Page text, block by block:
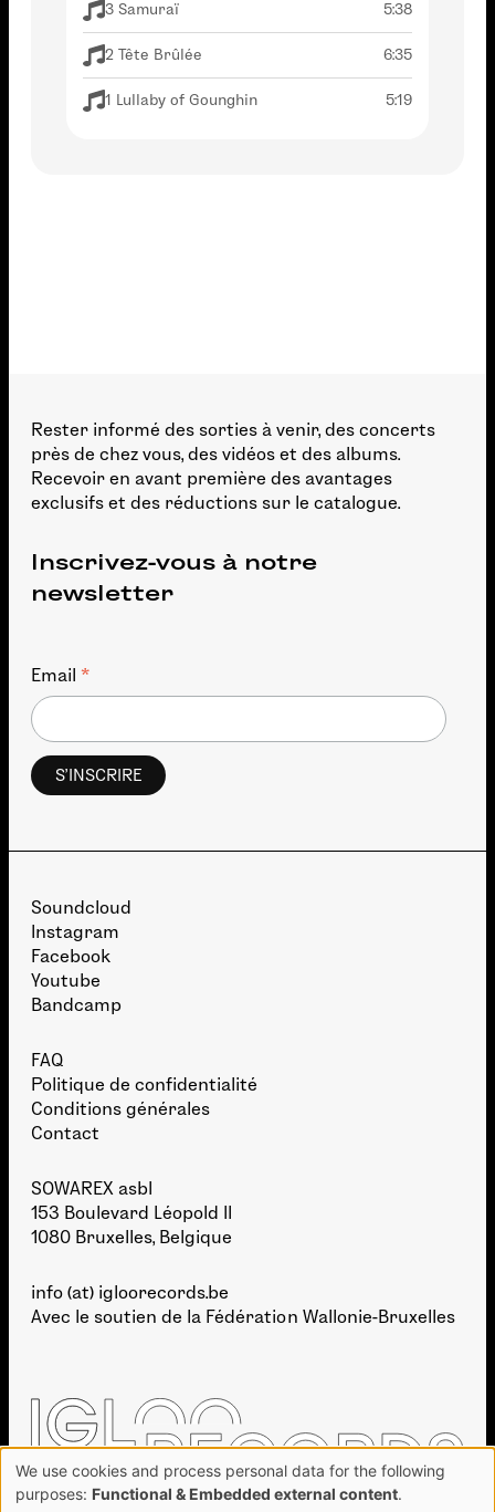
3 Samuraï 5:38
2 Tête Brûlée 6:35
1 Lullaby of Gounghin 5:19
Rester informé des sorties à venir, des concerts
près de chez vous, des vidéos et des albums.
Recevoir en avant première des avantages
exclusifs et des réductions sur le catalogue.
Inscrivez-vous à notre
newsletter
Email *
Soundcloud
Instagram
Facebook
Youtube
Bandcamp
FAQ
Politique de confidentialité
Conditions générales
Contact
SOWAREX asbl
153 Boulevard Léopold II
1080 Bruxelles, Belgique
info (at) igloorecords.be
Avec le soutien de la Fédération Wallonie-Bruxelles
Use
of
We use cookies and process personal data for the following
purposes: Functional & Embedded external content.